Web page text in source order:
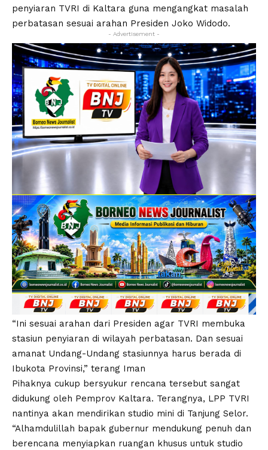
penyiaran TVRI di Kaltara guna mengangkat masalah
perbatasan sesuai arahan Presiden Joko Widodo.
- Advertisement -
“Ini sesuai arahan dari Presiden agar TVRI membuka
stasiun penyiaran di wilayah perbatasan. Dan sesuai
amanat Undang-Undang stasiunnya harus berada di
Ibukota Provinsi,” terang Iman
Pihaknya cukup bersyukur rencana tersebut sangat
didukung oleh Pemprov Kaltara. Terangnya, LPP TVRI
nantinya akan mendirikan studio mini di Tanjung Selor.
“Alhamdulillah bapak gubernur mendukung penuh dan
berencana menyiapkan ruangan khusus untuk studio